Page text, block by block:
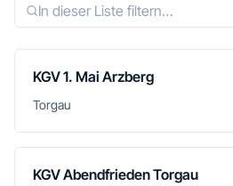
KGV 1. Mai Arzberg
Torgau
KGV Abendfrieden Torgau